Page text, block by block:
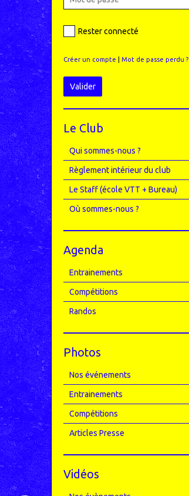
Rester connecté
Créer un compte Mot de passe perdu ?
Valider
Le Club
Qui sommes-nous ?
Règlement intérieur du club
Le Staff (école VTT + Bureau)
Où sommes-nous ?
Agenda
Entrainements
Compétitions
Randos
Photos
Nos événements
Entrainements
Compétitions
Articles Presse
Vidéos